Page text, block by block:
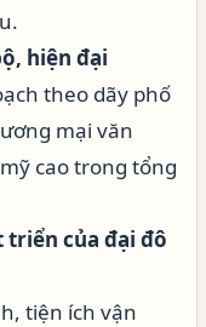
hiện đại
theo dãy phố
mại văn
cao trong tổng
triển của đại đô
tiện ích vận